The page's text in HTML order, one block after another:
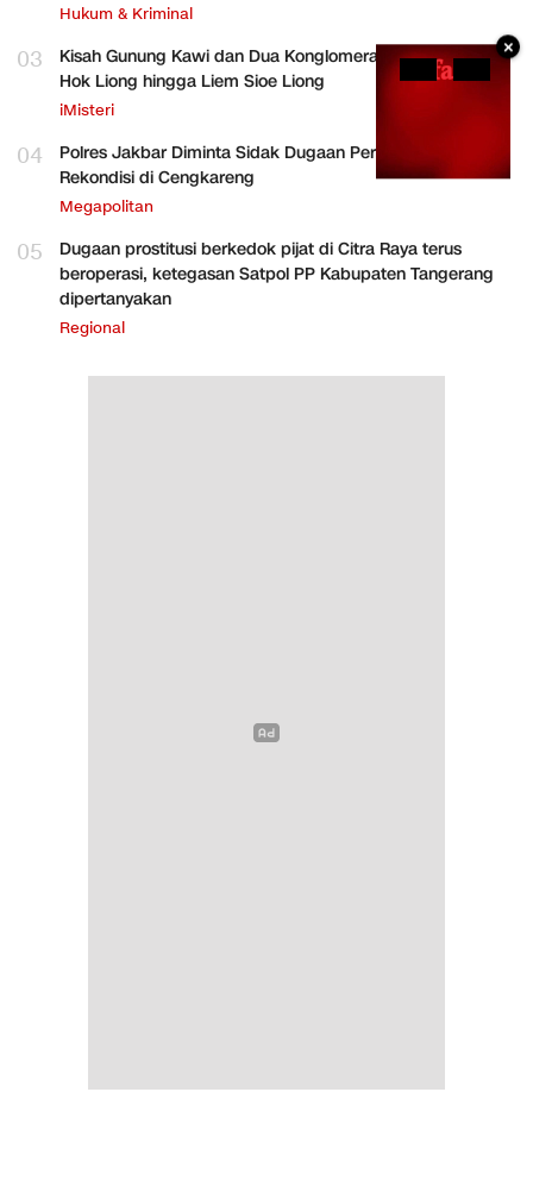
Hukum & Kriminal
03
Kisah Gunung Kawi dan Dua Konglomerat Indonesia Ong
Hok Liong hingga Liem Sioe Liong
iMisteri
04
Polres Jakbar Diminta Sidak Dugaan Perakitan HP
Rekondisi di Cengkareng
Megapolitan
05
Dugaan prostitusi berkedok pijat di Citra Raya terus
beroperasi, ketegasan Satpol PP Kabupaten Tangerang
dipertanyakan
Regional
×